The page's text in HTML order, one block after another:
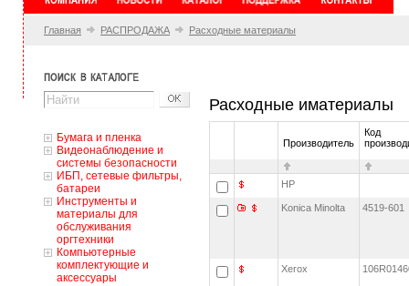
Главная РАСПРОДАЖА Расходные материалы
Бумага и пленка
Видеонаблюдение и
системы безопасности
ИБП, сетевые фильтры,
батареи
Инструменты и
материалы для
обслуживания
оргтехники
Компьютерные
комплектующие и
аксессуары
Расходные иматериалы
Производитель
Код
HP
Konica Minolta 4519-601
Xerox